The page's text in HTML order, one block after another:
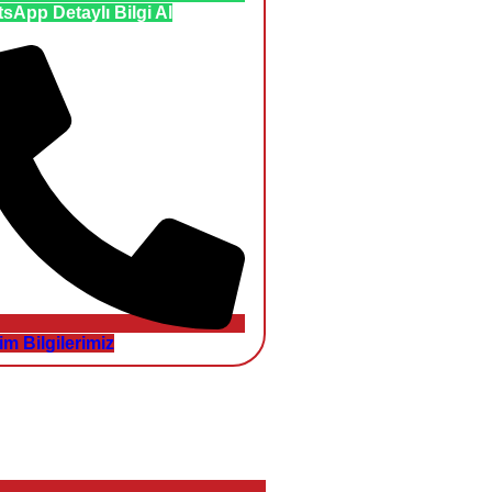
Detaylı Bilgi Al
Bilgilerimiz